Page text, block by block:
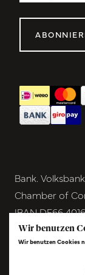
Bank. Volksbank
Chamber of
IBAN DE66
BIC
VAT
Wir benutzen
Wir benutzen Cookies